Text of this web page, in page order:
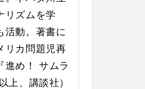
リズムを学
活動。著書に
リカ問題児再
進め！ サムラ
上、講談社）